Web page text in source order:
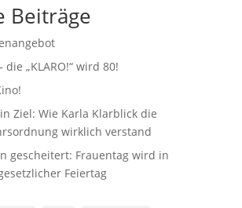
Beiträge
die „KLARO!“ wird 80!
Ziel: Wie Karla Klarblick die
wirklich verstand
gescheitert: Frauentag wird in
Feiertag